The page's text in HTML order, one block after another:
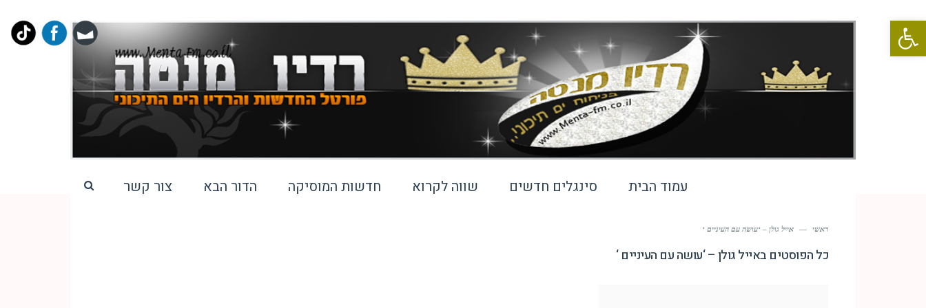
פתח סרגל נגישות
עמוד הבית סינגלים חדשים שווה לקרוא חדשות המוסיקה הדור הבא צור קשר
ראשי — אייל גולן – ‘עושה עם העיניים ‘
כל הפוסטים באייל גולן – ‘עושה עם העיניים ‘